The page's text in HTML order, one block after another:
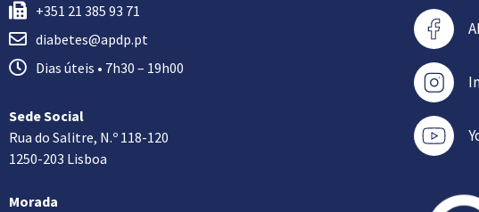
+351 21 385 93 71
diabetes@apdp.pt
Dias úteis • 7h30 – 19h00
Sede Social
Rua do Salitre, N.º 118-120
1250-203 Lisboa
Morada